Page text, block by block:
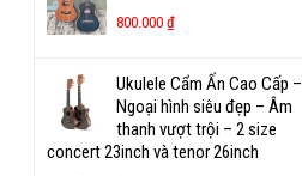
800.000 ₫
Ukulele Cẩm Ấn Cao Cấp –
Ngoại hình siêu đẹp – Âm
thanh vượt trội – 2 size
concert 23inch và tenor 26inch